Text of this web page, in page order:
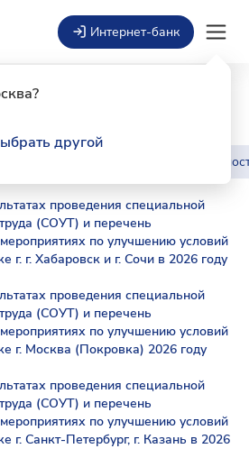
Интернет-банк
другой
по МСФО Финансовая
проведения специальной
(СОУТ) и перечень
по улучшению условий
г. г. Хабаровск и г. Сочи в 2026 году
проведения специальной
(СОУТ) и перечень
по улучшению условий
г. Москва (Покровка) 2026 году
проведения специальной
(СОУТ) и перечень
по улучшению условий
г. Санкт-Петербург, г. Казань в 2026